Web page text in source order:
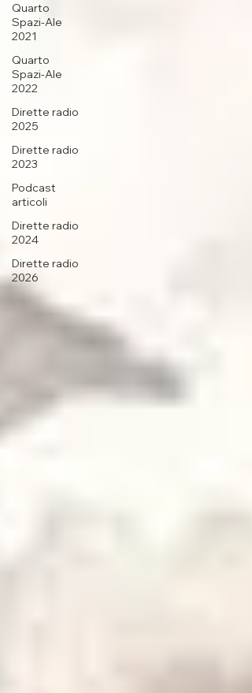
Quarto
Spazi-Ale
2021
Quarto
Spazi-Ale
2022
Dirette radio
2025
Dirette radio
2023
Podcast
articoli
Dirette radio
2024
Dirette radio
2026